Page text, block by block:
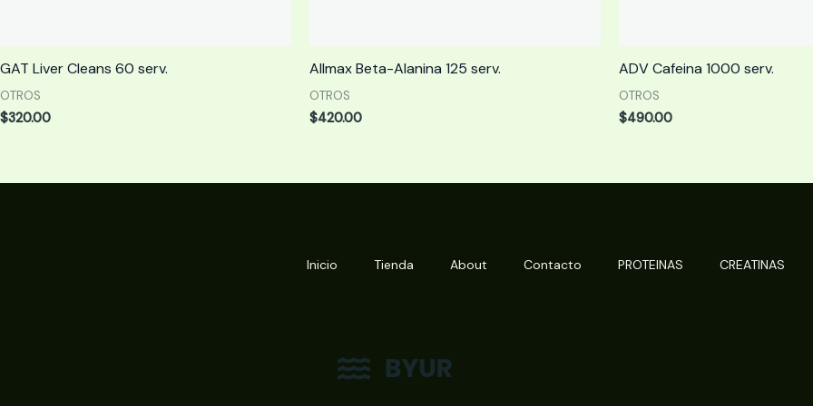
GAT Liver Cleans 60 serv.
OTROS
$320.00
Allmax Beta-Alanina 125 serv.
OTROS
$420.00
ADV Cafeina 1000 serv.
OTROS
$490.00
Inicio Tienda About Contacto PROTEINAS CREATINAS